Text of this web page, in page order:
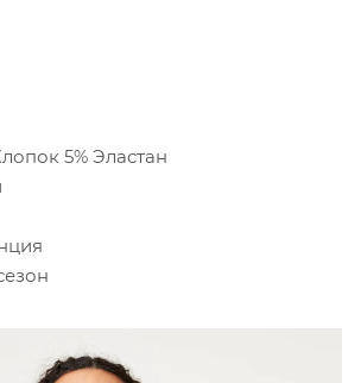
5% Эластан